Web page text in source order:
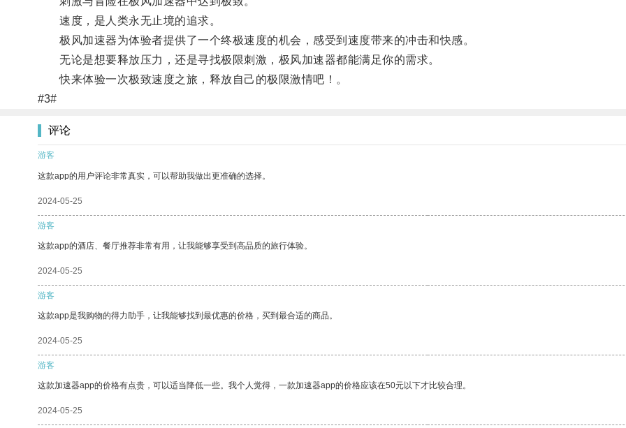
速度，是人类永无止境的追求。
极风加速器为体验者提供了一个终极速度的机会，感受到速度带来的冲击和快感。
无论是想要释放压力，还是寻找极限刺激，极风加速器都能满足你的需求。
快来体验一次极致速度之旅，释放自己的极限激情吧！。
#3#
评论
游客
这款app的用户评论非常真实，可以帮助我做出更准确的选择。
2024-05-25
游客
这款app的酒店、餐厅推荐非常有用，让我能够享受到高品质的旅行体验。
2024-05-25
游客
这款app是我购物的得力助手，让我能够找到最优惠的价格，买到最合适的商品。
2024-05-25
游客
这款加速器app的价格有点贵，可以适当降低一些。我个人觉得，一款加速器app的价格应该在50元以下才比较合理。
2024-05-25